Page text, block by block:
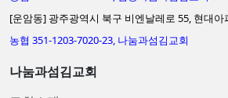
[운암동] 광주광역시 북구 비엔날레로 55, 현대아
농협 351-1203-7020-23, 나눔과섬김교회
나눔과섬김교회